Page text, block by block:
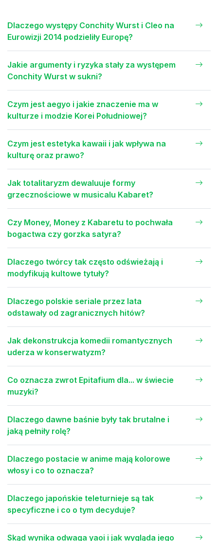
Dlaczego występy Conchity Wurst i Cleo na
Eurowizji 2014 podzieliły Europę?
Jakie argumenty i ryzyka stały za występem
Conchity Wurst w sukni?
Czym jest aegyo i jakie znaczenie ma w
kulturze i modzie Korei Południowej?
Czym jest estetyka kawaii i jak wpływa na
kulturę oraz prawo?
Jak totalitaryzm dewaluuje formy
grzecznościowe w musicalu Kabaret?
Czy Money, Money z Kabaretu to pochwała
bogactwa czy gorzka satyra?
Dlaczego twórcy tak często odświeżają i
modyfikują kultowe tytuły?
Dlaczego polskie seriale przez lata
odstawały od zagranicznych hitów?
Jak dekonstrukcja komedii romantycznych
uderza w konserwatyzm?
Co oznacza zwrot Epitafium dla... w świecie
muzyki?
Dlaczego dawne baśnie były tak brutalne i
jaką pełniły rolę?
Dlaczego postacie w anime mają kolorowe
włosy i co to oznacza?
Dlaczego japońskie teleturnieje są tak
specyficzne i co o tym decyduje?
Skąd wynika odwaga yaoi i jak wygląda jego